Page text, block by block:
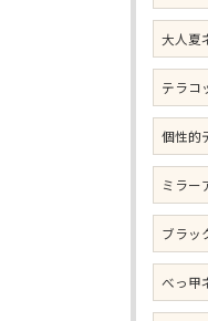
大人夏
テラコ
個性的
ミラー
ブラッ
べっ甲